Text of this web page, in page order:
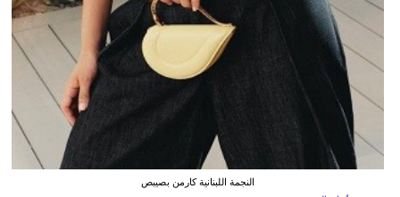
النجمة اللبنانية كارمن بصيبص